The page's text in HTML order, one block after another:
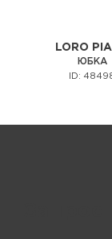
LORO
ЮБКА
ID: